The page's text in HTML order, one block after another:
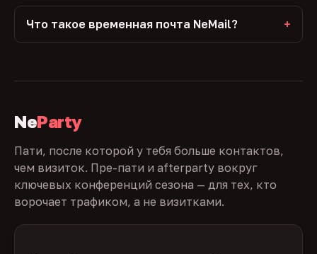
Что такое временная почта NeMail?
NeParty
Пати, после которой у тебя больше контактов,
чем визиток. Пре-пати и afterparty вокруг
ключевых конференций сезона — для тех, кто
ворочает трафиком, а не визитками.